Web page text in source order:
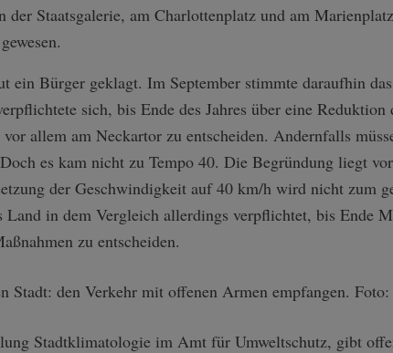
der Staatsgalerie, am Charlottenplatz und am
ein Bürger geklagt. Im September stimmte daraufhin
sich, bis Ende des Jahres über eine
allem am Neckartor zu entscheiden. Andernfalls
es kam nicht zu Tempo 40. Die Begründung liegt
der Geschwindigkeit auf 40 km/h wird nicht zum
in dem Vergleich allerdings verpflichtet, bis Ende
zu entscheiden.
Stadtklimatologie im Amt für Umweltschutz, gibt